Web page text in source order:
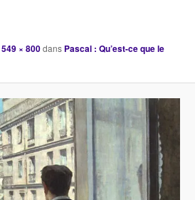
549 × 800dans Pascal : Qu’est-ce que le